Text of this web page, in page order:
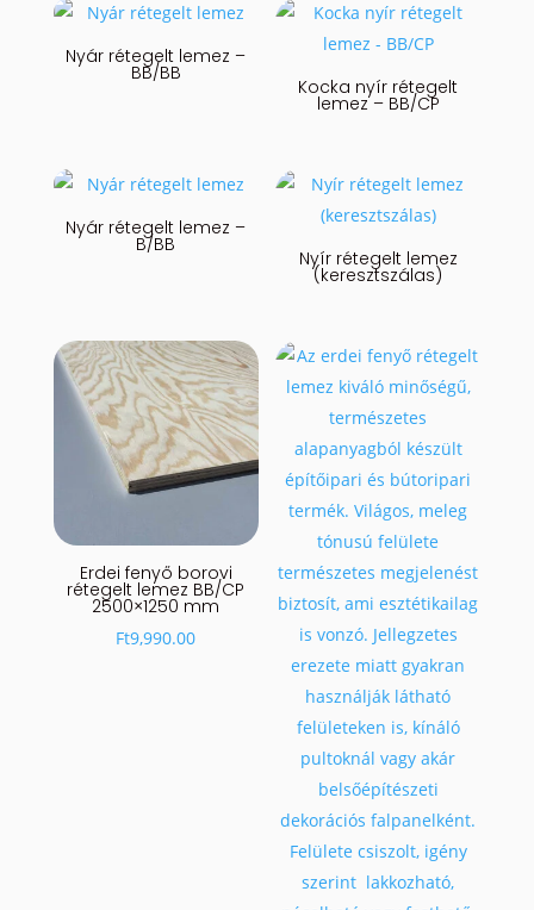
Nyár rétegelt lemez –
BB/BB
Kocka nyír rétegelt
lemez – BB/CP
Nyár rétegelt lemez –
B/BB
Nyír rétegelt lemez
(keresztszálas)
Erdei fenyő borovi
rétegelt lemez BB/CP
2500×1250 mm
Ft9,990.00